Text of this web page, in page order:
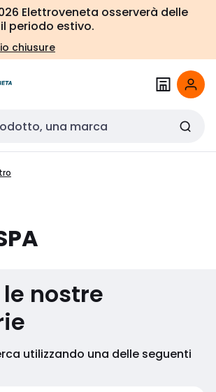
Elettroveneta osserverà delle
periodo estivo.
chiusure
nostre
utilizzando una delle seguenti